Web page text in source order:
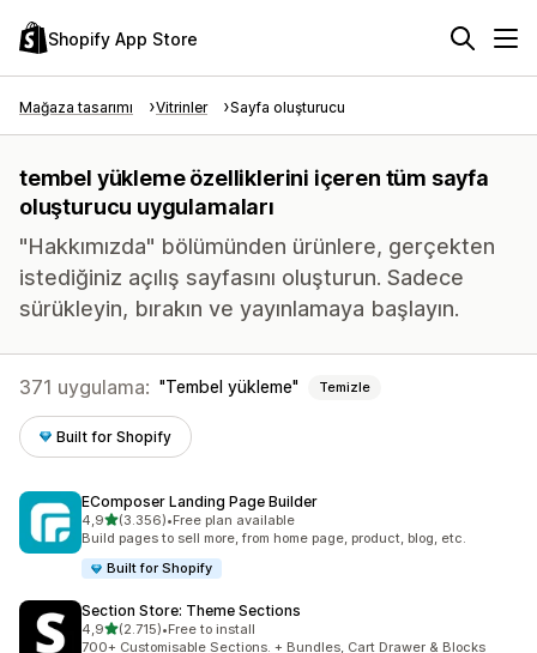
Shopify App Store
Mağaza tasarımı Vitrinler Sayfa oluşturucu
tembel yükleme özelliklerini içeren tüm sayfa
oluşturucu uygulamaları
"Hakkımızda" bölümünden ürünlere, gerçekten
istediğiniz açılış sayfasını oluşturun. Sadece
sürükleyin, bırakın ve yayınlamaya başlayın.
371 uygulama: Tembel yükleme Temizle
Built for Shopify
EComposer Landing Page Builder
4,95 yıldız üzerinden
(3.356)
toplam 3356 değerlendirme
•Free plan available
Build pages to sell more, from home page, product, blog, etc.
Built for Shopify
Section Store: Theme Sections
4,95 yıldız üzerinden
(2.715)
toplam 2715 değerlendirme
•Free to install
700+ Customisable Sections. + Bundles, Cart Drawer & Blocks